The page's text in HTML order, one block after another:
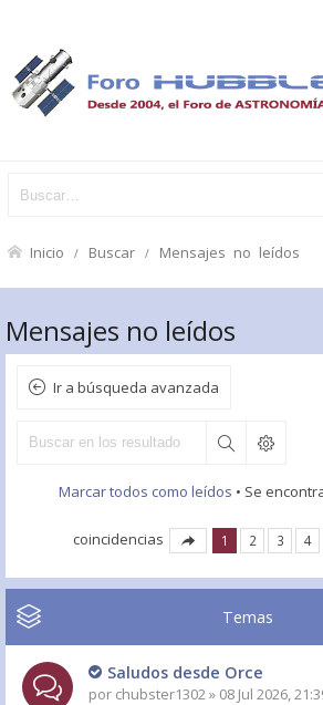
Inicio Buscar Mensajes no leídos
Mensajes no leídos
Ir a búsqueda avanzada
Marcar todos como leídos • Se
coincidencias 1 2 3 4
Temas
Saludos desde Orce
por chubster1302» 08 Jul 2026,